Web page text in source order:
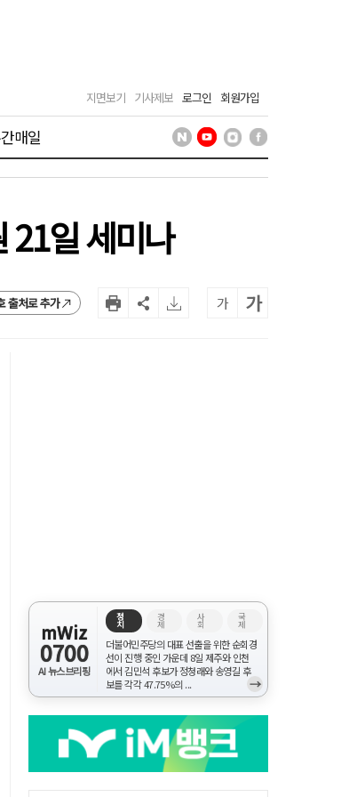
지면보기 기사제보 로그인 회원가입
매일
21일 세미나
출처로 추가 가 가
mWiz
0700
AI 뉴스브리핑
정
치
경
제
사
회
국
제
더불어민주당의 대표 선출을 위한 순회경
선이 진행 중인 가운데 8일 제주와 인천
에서 김민석 후보가 정청래와 송영길 후
보를 각각 47.75%의 ...
→